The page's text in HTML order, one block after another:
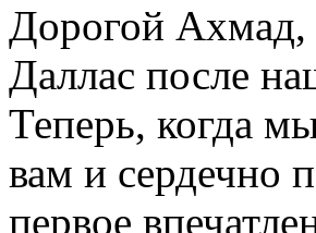
Дорогой Ахмад,
Даллас после
Теперь, когда
вам и сердечно
первое